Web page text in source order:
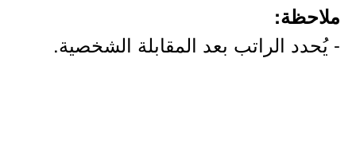
ملاحظة:
- يُحدد الراتب بعد المقابلة الشخصية.